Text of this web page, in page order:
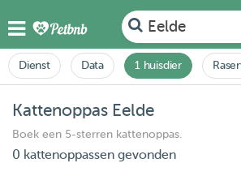
Eelde
Dienst Data 1 huisdier
Kattenoppas Eelde
Boek een 5-sterren kattenoppas.
0 kattenoppassen gevonden